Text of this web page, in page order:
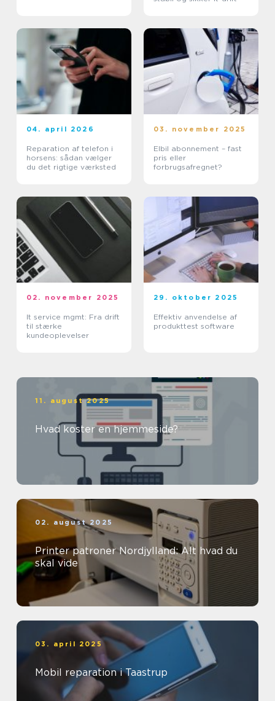
04. april 2026
Reparation af telefon i
horsens: sådan vælger
du det rigtige værksted
03. november 2025
Elbil abonnement – fast
pris eller
forbrugsafregnet?
02. november 2025
It service mgmt: Fra drift
til stærke
kundeoplevelser
29. oktober 2025
Effektiv anvendelse af
produkttest software
11. august 2025
Hvad koster en hjemmeside?
02. august 2025
Printer patroner Nordjylland: Alt hvad du
skal vide
03. april 2025
Mobil reparation i Taastrup